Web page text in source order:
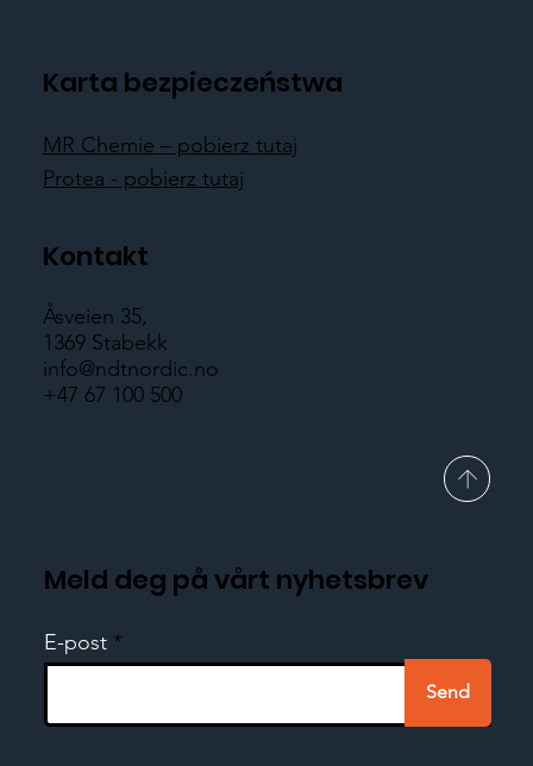
Karta bezpieczeństwa
MR Chemie – pobierz tutaj
Protea - pobierz tutaj
Kontakt
Åsveien 35,
1369 Stabekk
info@ndtnordic.no
+47 67 100 500
Meld deg på vårt nyhetsbrev
E-post
Send